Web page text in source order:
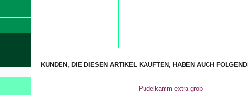
KUNDEN, DIE DIESEN ARTIKEL KAUFTEN, HABEN AUCH
Pudelkamm extra grob